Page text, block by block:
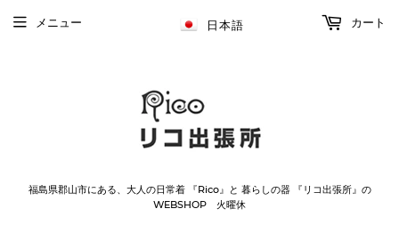
福島県郡山市にある、大人の日常着 『Rico』と 暮らしの器 『リコ出張所』の
WEBSHOP 火曜休
日本語
メニュー カート